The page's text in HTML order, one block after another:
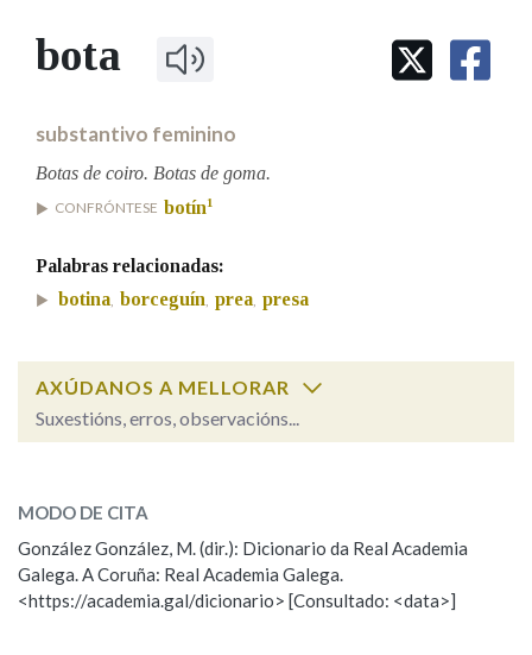
Nos exemplos
Na fraseoloxía
OUTRAS OPCIÓNS DE BUSCA
Marcas gramaticais
Pertence a
bota
substantivo feminino
Botas de coiro. Botas de goma.
CONFRÓNTESE botín1
Palabras relacionadas:
botina borceguín prea presa
AXÚDANOS A MELLORAR
Suxestións, erros, observacións...
bota (sementeira ou gromo)
bota (calzado)
ESCOLLE UNHA OPCIÓN:
MODO DE CITA
González González, M. (dir.): Dicionario da Real Academia
Galega. A Coruña: Real Academia Galega.
<https://academia.gal/dicionario> [Consultado: <data>]